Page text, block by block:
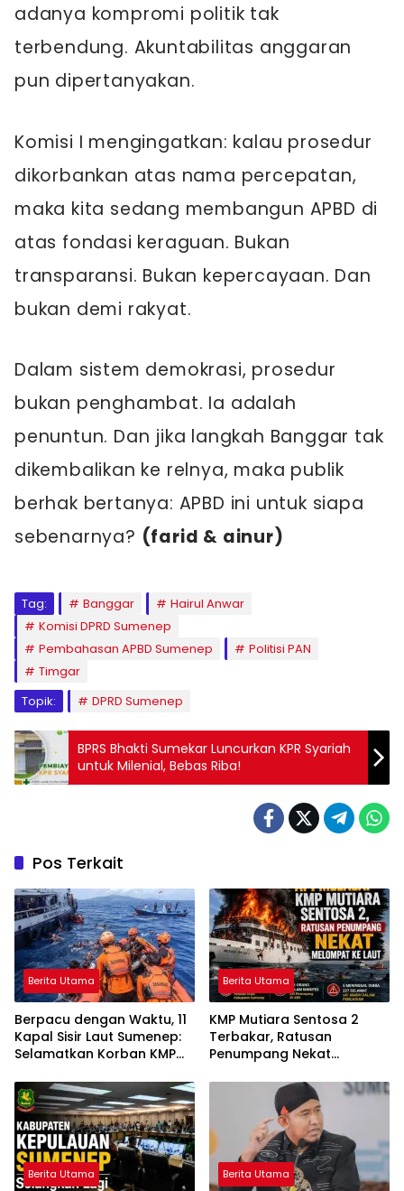
adanya kompromi politik tak
terbendung. Akuntabilitas anggaran
pun dipertanyakan.
Komisi I mengingatkan: kalau prosedur
dikorbankan atas nama percepatan,
maka kita sedang membangun APBD di
atas fondasi keraguan. Bukan
transparansi. Bukan kepercayaan. Dan
bukan demi rakyat.
Dalam sistem demokrasi, prosedur
bukan penghambat. Ia adalah
penuntun. Dan jika langkah Banggar tak
dikembalikan ke relnya, maka publik
berhak bertanya: APBD ini untuk siapa
sebenarnya? (farid & ainur)
Tag: Banggar
Hairul Anwar
Komisi DPRD Sumenep
Pembahasan APBD Sumenep
Politisi PAN
Timgar
Topik:
DPRD Sumenep
BPRS Bhakti Sumekar Luncurkan KPR Syariah
untuk Milenial, Bebas Riba!
Pos Terkait
Berita Utama
Berpacu dengan Waktu, 11
Kapal Sisir Laut Sumenep:
Selamatkan Korban KMP
Berita Utama
KMP Mutiara Sentosa 2
Terbakar, Ratusan
Penumpang Nekat
Berita Utama Berita Utama